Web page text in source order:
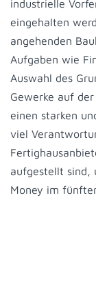
industrielle
eingehalten
angehenden
Aufgaben wie
Auswahl des
Gewerke auf
einen starken
viel
aufgestellt sind,
Money im